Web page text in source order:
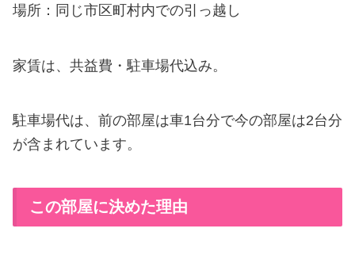
場所：同じ市区町村内での引っ越し
家賃は、共益費・駐車場代込み。
駐車場代は、前の部屋は車1台分で今の部屋は2台分
が含まれています。
この部屋に決めた理由